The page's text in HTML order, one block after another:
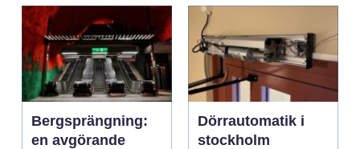
Bergsprängning:
en avgörande
Dörrautomatik i
stockholm